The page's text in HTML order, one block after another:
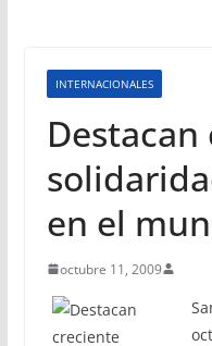
INTERNACIONALES
en el
octubre 11, 2009